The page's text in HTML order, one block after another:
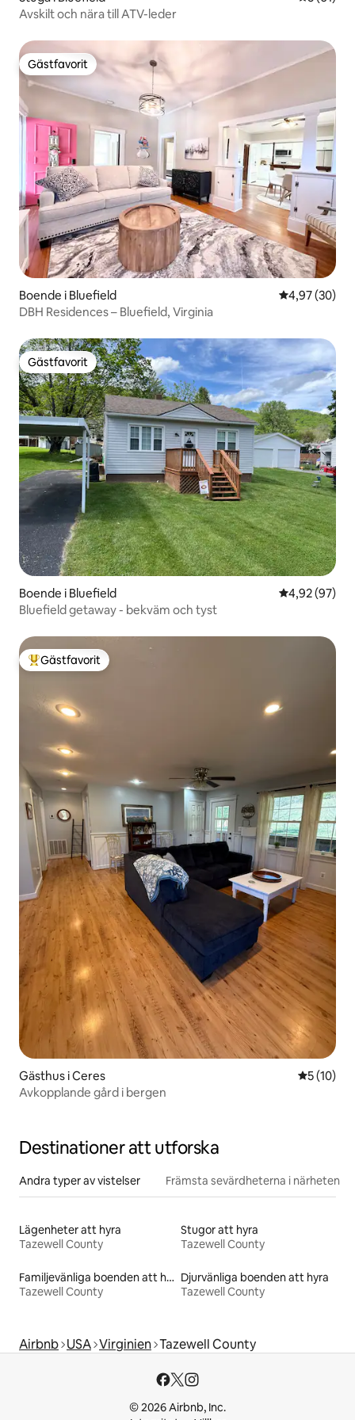
Avskilt och nära till ATV-leder
Gästfavorit
Gästfavorit
Boende i Bluefield 4,97 av 5 i
4,97 (30)
DBH Residences – Bluefield, Virginia
Gästfavorit
Gästfavorit
Boende i Bluefield 4,92 av 5 i
4,92 (97)
Bluefield getaway - bekväm och tyst
Populär gästfavorit
Gästfavorit
Gästhus i Ceres 5 av 5 i
5 (10)
Avkopplande gård i bergen
Destinationer att utforska
Andra typer av vistelser Främsta sevärdheterna i närheten
Lägenheter att hyra
Tazewell County
Stugor att hyra
Tazewell County
Familjevänliga boenden att hyra
Tazewell County
Djurvänliga boenden att hyra
Tazewell County
Airbnb USA Virginien Tazewell County
© 2026 Airbnb, Inc.